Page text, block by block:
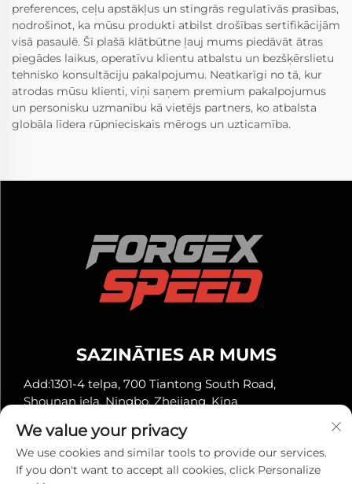
preferences, ceļu apstākļus un stingrās regulatīvās prasības,
nodrošinot, ka mūsu produkti atbilst drošības sertifikācijām
visā pasaulē. Šī plašā klātbūtne ļauj mums piedāvāt ātras
piegādes laikus, operatīvu klientu atbalstu un bezšķērslietu
tehnisko konsultāciju pakalpojumu. Neatkarīgi no tā, kur
atrodas mūsu klienti, viņi saņem premium pakalpojumus
un personisku uzmanību kā vietējs partners, ko atbalsta
globāla līdera rūpnieciskais mērogs un uzticamība.
SAZINĀTIES AR MUMS
Add:1301-4 telpa, 700 Tiantong South Road,
Shounan iela, Ningbo, Zhejiang, Ķīna
Tālrunis: +86-13929561315
E-pasts:[email protected]
We value your privacy
We use cookies and similar tools to provide our services.
If you don't want to accept all cookies, click Personalize